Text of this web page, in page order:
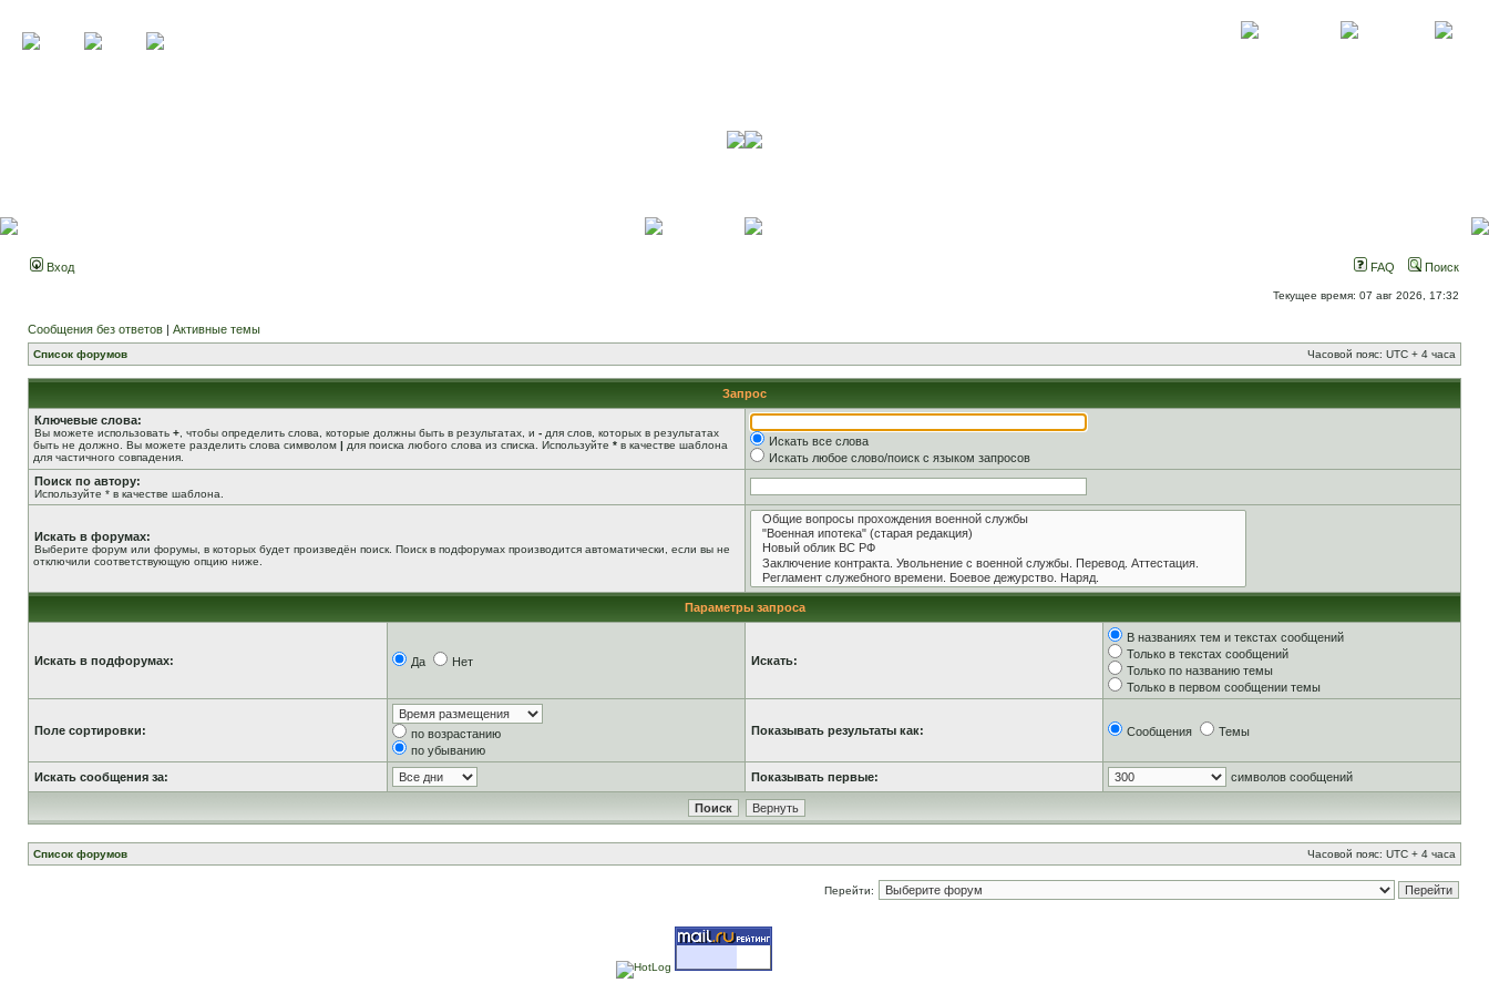
Вход FAQ Поиск
Текущее время: 07 авг 2026, 17:32
Сообщения без ответов | Активные темы
Список форумов Часовой пояс: UTC + 4 часа
Запрос
Ключевые слова:
Вы можете использовать + , чтобы определить слова, которые должны быть в результатах, и - для слов, которых в результатах
быть не должно. Вы можете разделить слова символом | для поиска любого слова из списка. Используйте * в качестве шаблона
для частичного совпадения.
Искать все слова
Искать любое слово/поиск с языком запросов
Поиск по автору:
Используйте * в качестве шаблона.
Искать в форумах:
Выберите форум или форумы, в которых будет произведён поиск. Поиск в подфорумах производится автоматически, если вы не
отключили соответствующую опцию ниже.
Параметры запроса
Искать в подфорумах: Да Нет Искать:
В названиях тем и текстах сообщений
Только в текстах сообщений
Только по названию темы
Только в первом сообщении темы
Поле сортировки:
по возрастанию
по убыванию
Показывать результаты как: Сообщения Темы
Искать сообщения за: Показывать первые: символов сообщений
Список форумов Часовой пояс: UTC + 4 часа
Перейти: